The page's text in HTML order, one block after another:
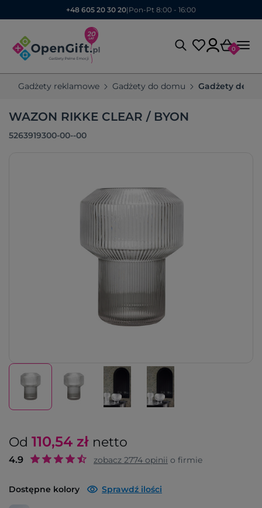
+48 605 20 30 20| Pon-Pt 8:00 - 16:00
0
Gadżety reklamowe Gadżety do domu Gadżety
WAZON RIKKE CLEAR / BYON
5263919300-00--00
Od 110,54 zł netto
4.9 zobacz 2774 opinii o firmie
Dostępne kolory Sprawdź ilości